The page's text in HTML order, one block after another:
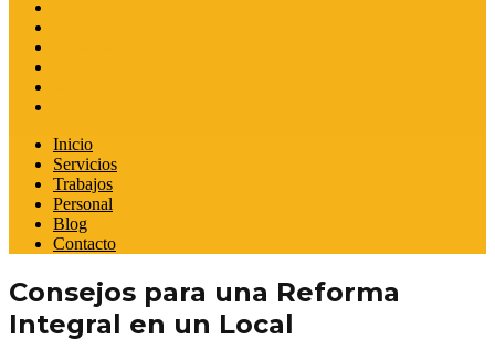
Inicio
Servicios
Trabajos
Personal
Blog
Contacto
Consejos para una Reforma
Integral en un Local